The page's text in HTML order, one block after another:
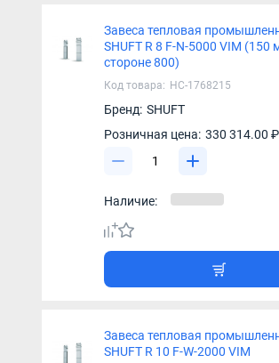
Завеса тепловая
SHUFT R 8 F-N-5000 VIM (150
стороне 800)
Код товара: НС-1768215
Бренд: SHUFT
Розничная цена: 330 314.00 ₽
Наличие:
Завеса тепловая
SHUFT R 10 F-W-2000 VIM